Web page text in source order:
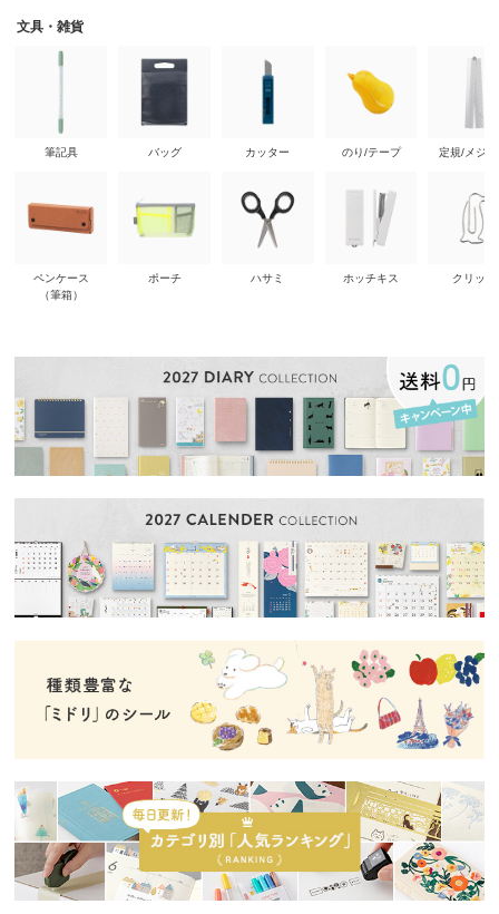
文具・雑貨
筆記具
ペンケース
（筆箱）
バッグ
ポーチ
カッター
ハサミ
のり/テープ
ホッチキス
定規/メジ
クリップ